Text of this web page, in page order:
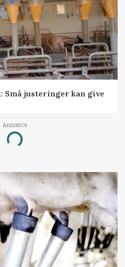
Små justeringer kan give
Annonce
Loading...